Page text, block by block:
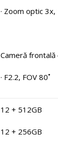
· Zoom optic 3x,
Cameră frontală
· F2.2, FOV 80˚
12 + 512GB
12 + 256GB